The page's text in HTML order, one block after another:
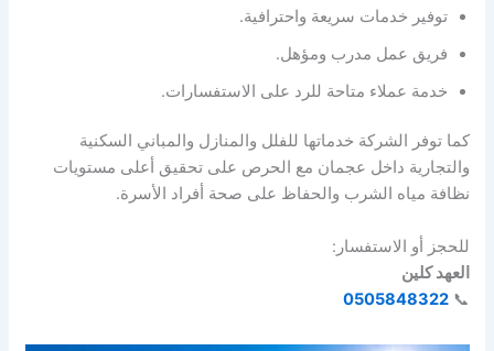
توفير خدمات سريعة واحترافية.
فريق عمل مدرب ومؤهل.
خدمة عملاء متاحة للرد على الاستفسارات.
كما توفر الشركة خدماتها للفلل والمنازل والمباني السكنية
والتجارية داخل عجمان مع الحرص على تحقيق أعلى مستويات
نظافة مياه الشرب والحفاظ على صحة أفراد الأسرة.
للحجز أو الاستفسار:
العهد كلين
📞
0505848322